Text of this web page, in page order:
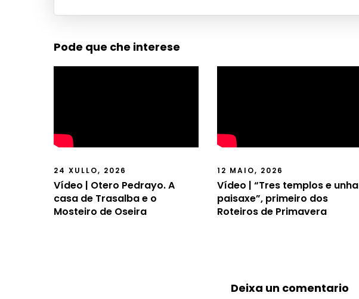
Pode que che interese
24 XULLO, 2026
Vídeo | Otero Pedrayo. A
casa de Trasalba e o
Mosteiro de Oseira
12 MAIO, 2026
Vídeo | “Tres templos e unha
paisaxe”, primeiro dos
Roteiros de Primavera
Deixa un comentario